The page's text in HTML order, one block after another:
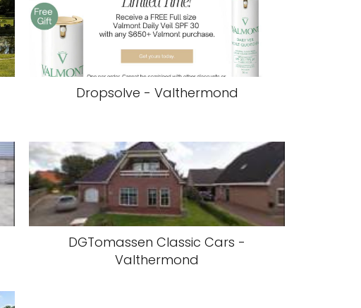
Dropsolve - Valthermond
DGTomassen Classic Cars -
Valthermond